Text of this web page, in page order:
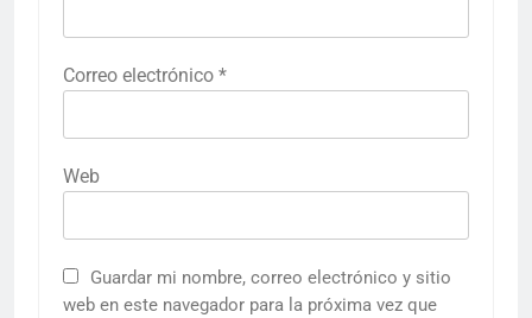
Correo electrónico *
Web
Guardar mi nombre, correo electrónico y sitio
web en este navegador para la próxima vez que